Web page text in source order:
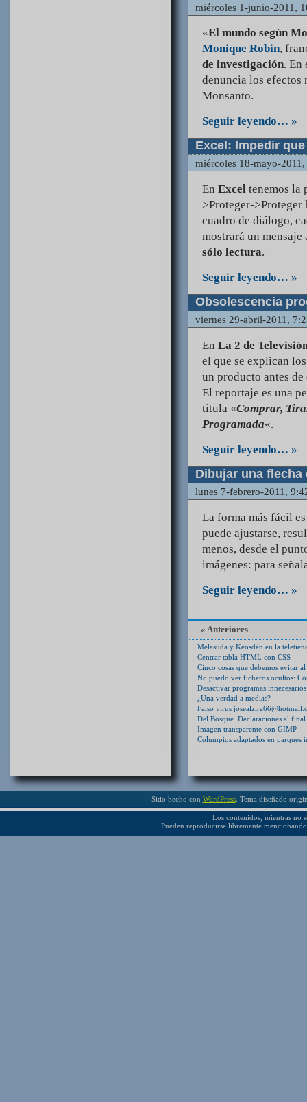
miércoles 1-junio-2011,
«El mundo según
Monique Robin,
de investigación. En
denuncia los efectos
Monsanto.
Seguir leyendo… »
Excel: Impedir
miércoles 18-mayo-
En Excel tenemos la
>Proteger-
cuadro de diálogo,
mostrará un
sólo lectura.
Seguir leyendo… »
Obsolescencia
viernes 29-abril-2011,
En La 2 de
el que se explican
un producto antes
El reportaje es una
titula «Comprar,
Programada«.
Seguir leyendo… »
Dibujar una flecha
lunes 7-febrero-2011,
La forma más fácil
puede ajustarse,
menos, desde el
imágenes: para
Seguir leyendo… »
« Anteriores
Melasuda y Keosdén en la
Centrar tabla HTML con CSS
Cinco cosas que debemos evitar
No puedo ver ficheros ocultos:
Desactivar programas
¿Una verdad a medias?
Falso virus
Del Bosque. Declaraciones al
Imagen transparente con GIMP
Columpios adaptados en parques
Sitio hecho con WordPress. Tema diseñado
Los contenidos, mientras no
Pueden reproducirse libremente